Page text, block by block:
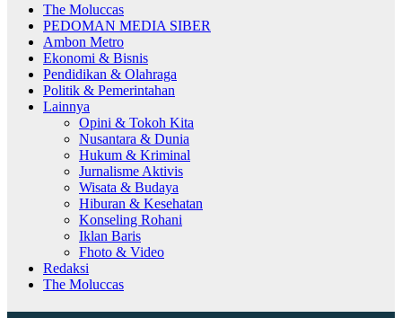
The Moluccas
PEDOMAN MEDIA SIBER
Ambon Metro
Ekonomi & Bisnis
Pendidikan & Olahraga
Politik & Pemerintahan
Lainnya
Opini & Tokoh Kita
Nusantara & Dunia
Hukum & Kriminal
Jurnalisme Aktivis
Wisata & Budaya
Hiburan & Kesehatan
Konseling Rohani
Iklan Baris
Fhoto & Video
Redaksi
The Moluccas